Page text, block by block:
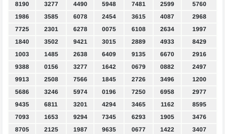
8190
3277 4490 5948 7481 2599
5760
1986
3585 6078 2454 3615 4087
2968
7725
2301 6278 0075 6108 2634
1997
1840
3502 9421 3015 2889 4933
8429
1003
1485 2638 6409 9135 6670
2916
9388
0156 3277 1642 0679 0882
2497
9913
2508 7566 1845 2726 3496
1200
5686
3246 5974 0196 7250 6958
2977
9435
6811 3201 4294 3465 1162
8595
7093
1653 9294 7345 6293 1905
3476
8705
2125 1987 9635 0677 1422
3407